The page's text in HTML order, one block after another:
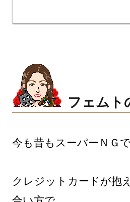
フェムト
今も昔もスーパーＮＧ
クレジットカードが抱